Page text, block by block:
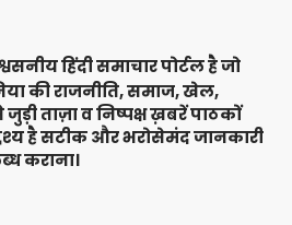
हिंदी समाचार पोर्टल है जो
की राजनीति, समाज, खेल,
ताज़ा व निष्पक्ष ख़बरें पाठकों
है सटीक और भरोसेमंद जानकारी
कराना।